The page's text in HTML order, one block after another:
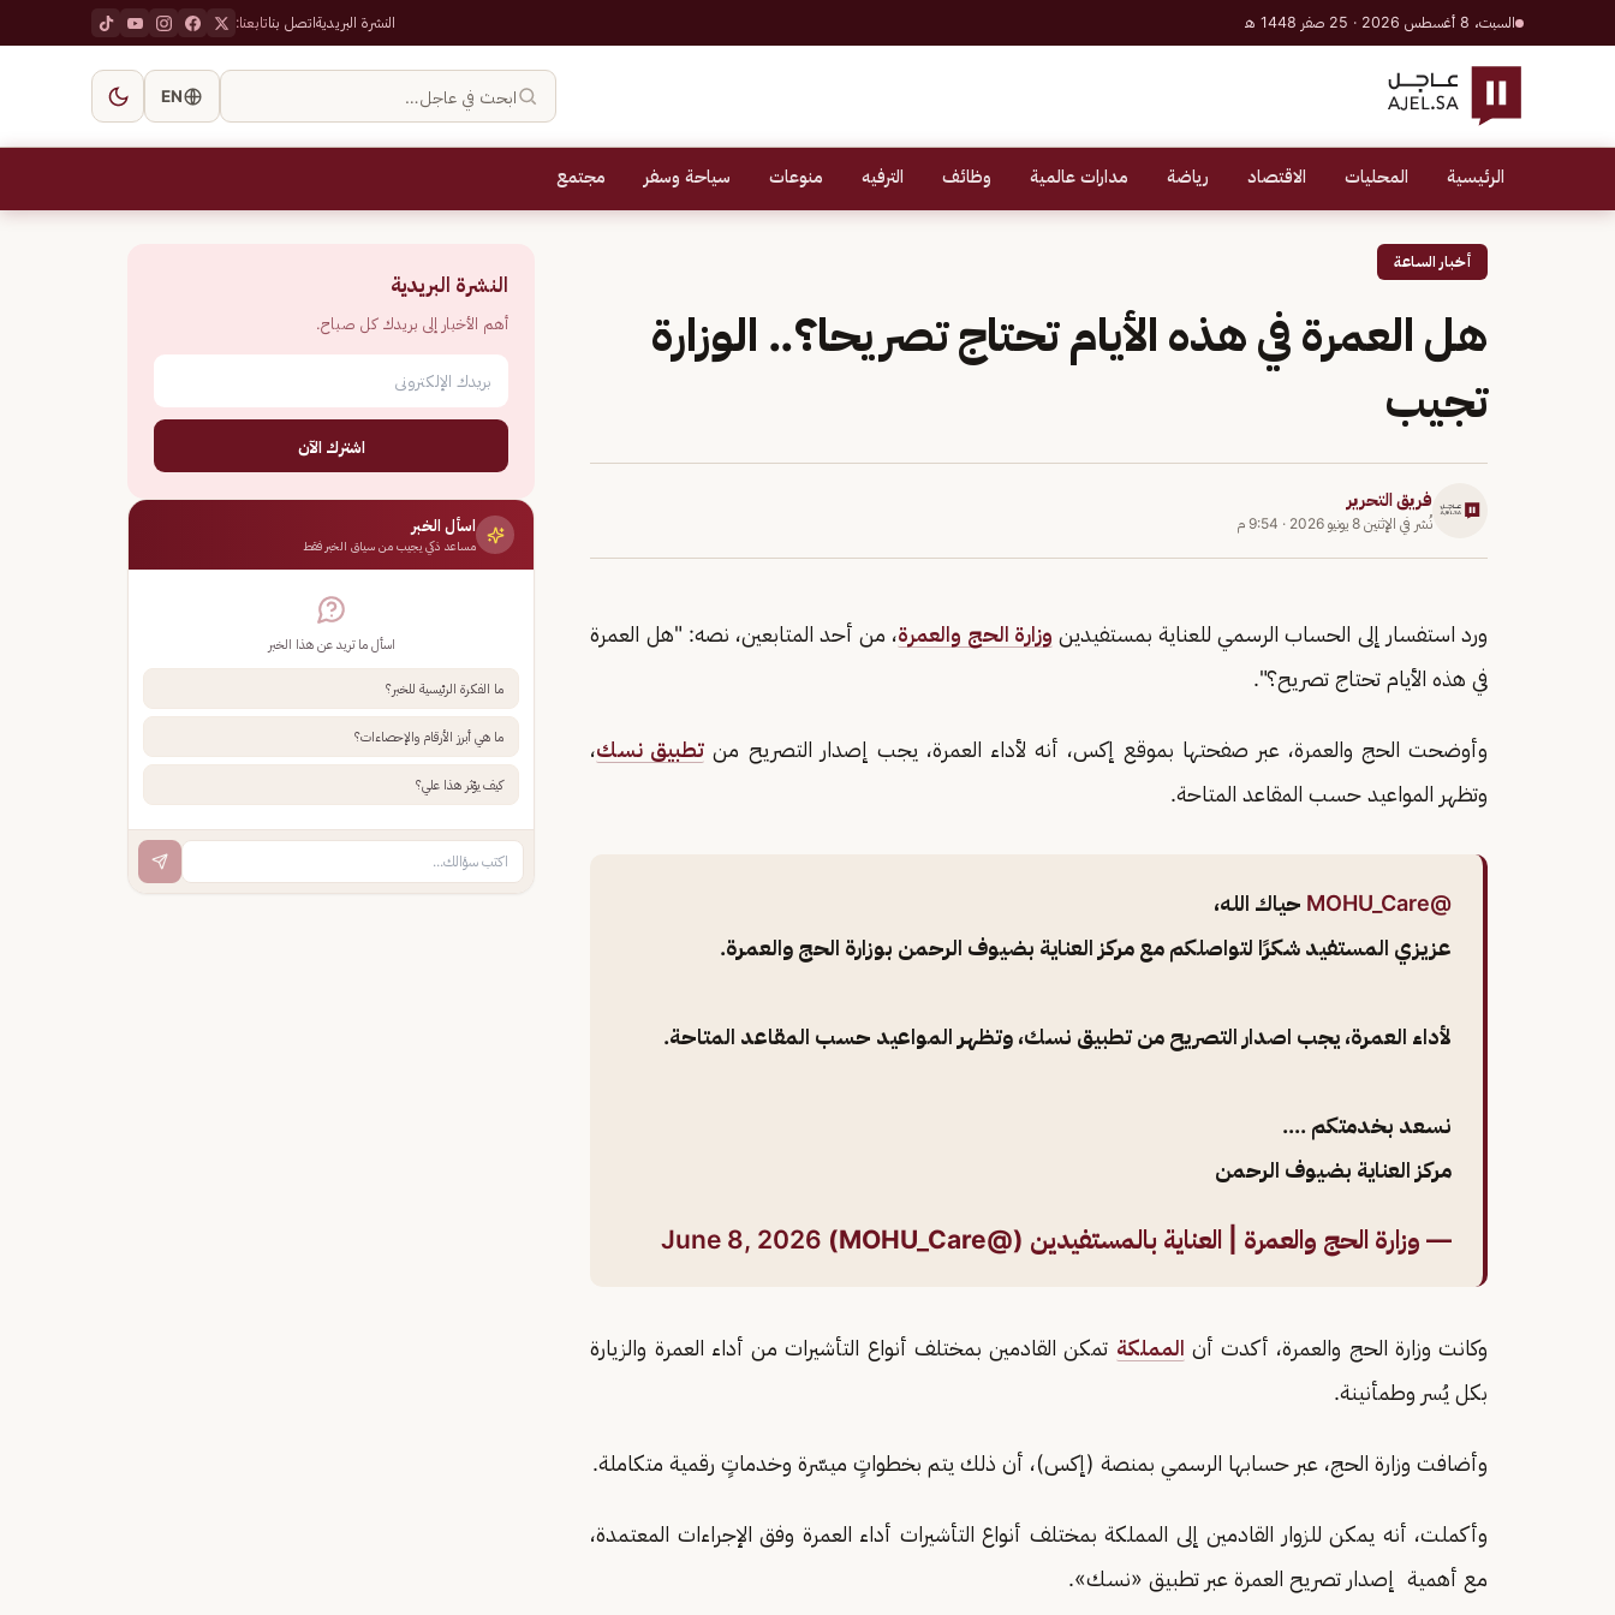
السبت، 8 أغسطس 2026 · 25 صفر 1448 هـ النشرة البريديةاتصل بناتابعنا:
ابحث في عاجل… EN
الرئيسية المحليات الاقتصاد رياضة مدارات عالمية وظائف الترفيه منوعات سياحة وسفر مجتمع
أخبار الساعة
هل العمرة في هذه الأيام تحتاج تصريحا؟.. الوزارة
تجيب
فريق التحرير
نُشر في الإثنين 8 يونيو 2026 · 9:54 م
ورد استفسار إلى الحساب الرسمي للعناية بمستفيدين وزارة الحج والعمرة، من أحد المتابعين، نصه: "هل العمرة
في هذه الأيام تحتاج تصريح؟".
وأوضحت الحج والعمرة، عبر صفحتها بموقع إكس، أنه لأداء العمرة، يجب إصدار التصريح من تطبيق نسك،
وتظهر المواعيد حسب المقاعد المتاحة.
@MOHU_Care
حياك الله،
عزيزي المستفيد شكرًا لتواصلكم مع مركز العناية بضيوف الرحمن بوزارة الحج والعمرة.
لأداء العمرة، يجب اصدار التصريح من تطبيق نسك، وتظهر المواعيد حسب المقاعد المتاحة.
نسعد بخدمتكم ....
مركز العناية بضيوف الرحمن
— وزارة الحج والعمرة | العناية بالمستفيدين (@MOHU_Care) June 8, 2026
وكانت وزارة الحج والعمرة، أكدت أن المملكة تمكن القادمين بمختلف أنواع التأشيرات من أداء العمرة والزيارة
بكل يُسر وطمأنينة.
وأضافت وزارة الحج، عبر حسابها الرسمي بمنصة (إكس)، أن ذلك يتم بخطواتٍ ميسّرة وخدماتٍ رقمية متكاملة.
وأكملت، أنه يمكن للزوار القادمين إلى المملكة بمختلف أنواع التأشيرات أداء العمرة وفق الإجراءات المعتمدة،
مع أهمية إصدار تصريح العمرة عبر تطبيق «نسك».
النشرة البريدية
أهم الأخبار إلى بريدك كل صباح.
اشترك الآن
اسأل الخبر
مساعد ذكي يجيب من سياق الخبر فقط
اسأل ما تريد عن هذا الخبر
ما الفكرة الرئيسية للخبر؟
ما هي أبرز الأرقام والإحصاءات؟
كيف يؤثر هذا علي؟